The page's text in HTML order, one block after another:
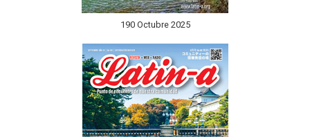
190 Octubre 2025